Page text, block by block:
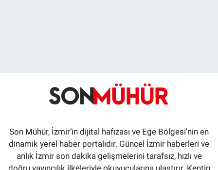
Son Mühür, İzmir’in dijital hafızası ve Ege Bölgesi'nin en
dinamik yerel haber portalıdır. Güncel İzmir haberleri ve
anlık İzmir son dakika gelişmelerini tarafsız, hızlı ve
doğru yayıncılık ilkeleriyle okuyucularına ulaştırır. Kentin